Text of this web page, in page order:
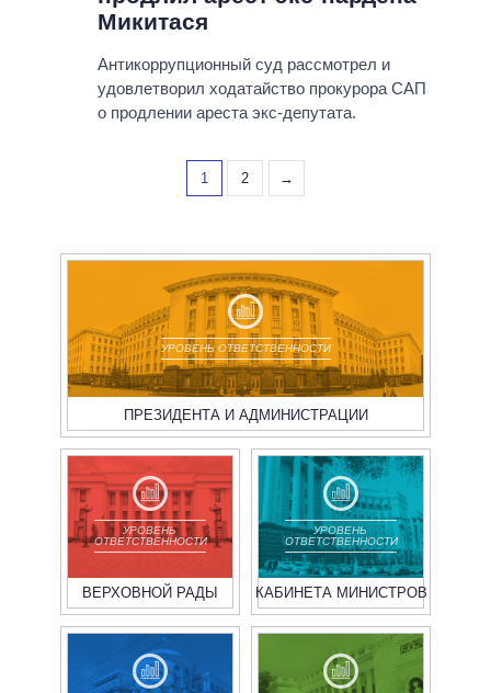
Микитася
Антикоррупционный суд рассмотрел и
удовлетворил ходатайство прокурора САП
о продлении ареста экс-депутата.
1 2 →
УРОВЕНЬ ОТВЕТСТВЕННОСТИ
ПРЕЗИДЕНТА И АДМИНИСТРАЦИИ
УРОВЕНЬ
ОТВЕТСТВЕННОСТИ
ВЕРХОВНОЙ РАДЫ
УРОВЕНЬ
ОТВЕТСТВЕННОСТИ
КАБИНЕТА МИНИСТРОВ